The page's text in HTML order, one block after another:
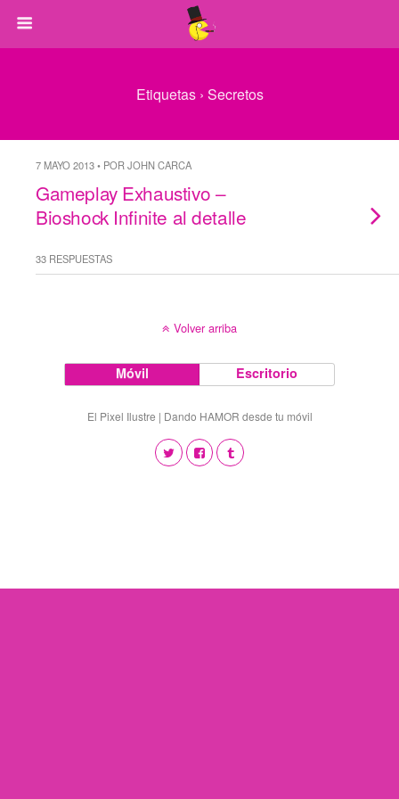
Etiquetas › Secretos
7 MAYO 2013 • POR JOHN CARCA
Gameplay Exhaustivo –
Bioshock Infinite al detalle
33 RESPUESTAS
Volver arriba
Móvil Escritorio
El Pixel Ilustre | Dando HAMOR desde tu móvil